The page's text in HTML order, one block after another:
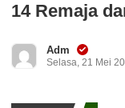
14 Remaja
Adm
Selasa, 21 Mei